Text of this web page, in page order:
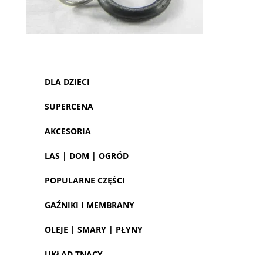
DLA DZIECI
SUPERCENA
AKCESORIA
LAS | DOM | OGRÓD
POPULARNE CZĘŚCI
GAŹNIKI I MEMBRANY
OLEJE | SMARY | PŁYNY